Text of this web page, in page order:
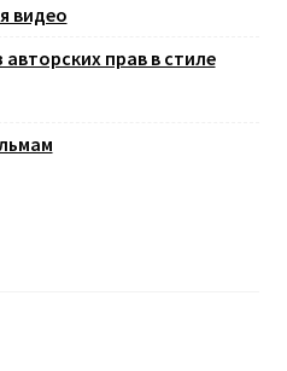
видео
прав в стиле